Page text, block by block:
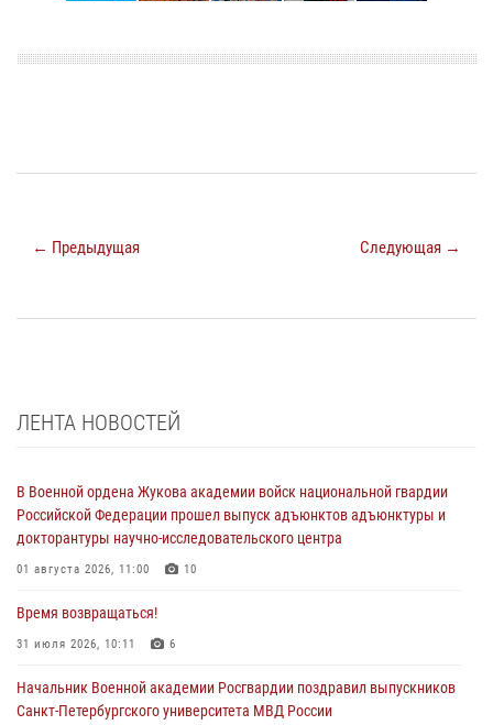
← Предыдущая Следующая →
ЛЕНТА НОВОСТЕЙ
В Военной ордена Жукова академии войск национальной гвардии
Российской Федерации прошел выпуск адъюнктов адъюнктуры и
докторантуры научно-исследовательского центра
01 августа 2026, 11:00 10
Время возвращаться!
31 июля 2026, 10:11 6
Начальник Военной академии Росгвардии поздравил выпускников
Санкт-Петербургского университета МВД России